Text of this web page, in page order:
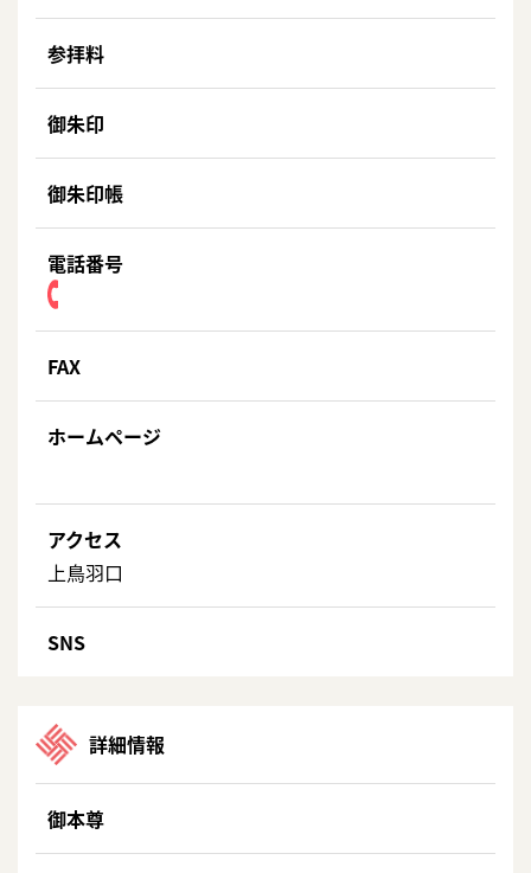
参拝料
御朱印
御朱印帳
電話番号
FAX
ホームページ
アクセス
上鳥羽口
SNS
詳細情報
御本尊